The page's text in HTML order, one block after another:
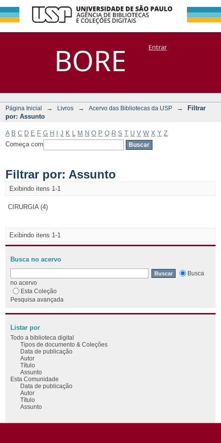
BORE
Filtrar por:
Assunto
DSpace/Manakin + CoriscoEntrar
Página Inicial → Livros → Acervo das Bibliotecas da USP →
Filtrar
por: Assunto
A B C D E F G H J K M N O P Q R S T U V W X Y Z
Começa com
Filtrar por: Assunto
Exibindo itens 1-1
CIRURGIA (4)
Exibindo itens 1-1
Busca no acervo
Busca
no acervo
Esta Coleção
Pesquisa avançada
Listar por
Todo a biblioteca digital
Tipos de documento & Coleções
Data de publicação
Autor
Título
Assunto
Esta Comunidade
Data de publicação
Autor
Título
Assunto